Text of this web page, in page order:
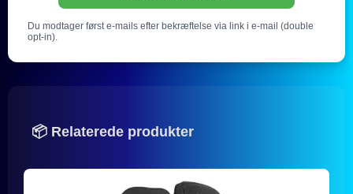
Du modtager først e-mails efter bekræftelse via link i e-mail (double
opt-in).
📦 Relaterede produkter